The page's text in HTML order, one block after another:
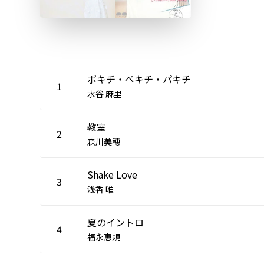
1 ポキチ・ペキチ・パキチ
水谷 麻里
2 教室
森川美穂
3 Shake Love
浅香 唯
4 夏のイントロ
福永恵規